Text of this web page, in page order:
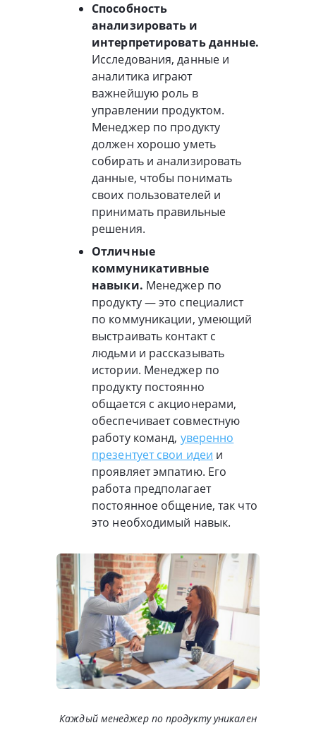
Способность
анализировать и
интерпретировать данные.
Исследования, данные и
аналитика играют
важнейшую роль в
управлении продуктом.
Менеджер по продукту
должен хорошо уметь
собирать и анализировать
данные, чтобы понимать
своих пользователей и
принимать правильные
решения.
Отличные
коммуникативные
навыки. Менеджер по
продукту — это специалист
по коммуникации, умеющий
выстраивать контакт с
людьми и рассказывать
истории. Менеджер по
продукту постоянно
общается с акционерами,
обеспечивает совместную
работу команд, уверенно
презентует свои идеи и
проявляет эмпатию. Его
работа предполагает
постоянное общение, так что
это необходимый навык.
Каждый менеджер по продукту уникален